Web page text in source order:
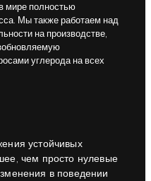
мире полностью
Мы также работаем над
на производстве,
углерода на всех
устойчивых
чем просто нулевые
в поведении